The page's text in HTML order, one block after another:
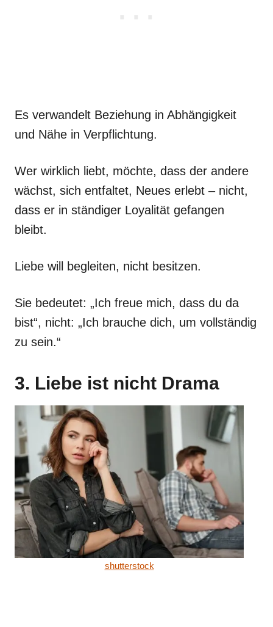
Es verwandelt Beziehung in Abhängigkeit
und Nähe in Verpflichtung.
Wer wirklich liebt, möchte, dass der andere
wächst, sich entfaltet, Neues erlebt – nicht,
dass er in ständiger Loyalität gefangen
bleibt.
Liebe will begleiten, nicht besitzen.
Sie bedeutet: „Ich freue mich, dass du da
bist“, nicht: „Ich brauche dich, um vollständig
zu sein.“
3. Liebe ist nicht Drama
shutterstock